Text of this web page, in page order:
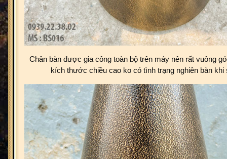
Chân bàn được gia công toàn bộ trên máy nên rất vuông
kích thước chiều cao ko có tình trạng nghiên bàn khi